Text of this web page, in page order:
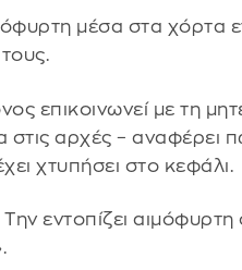
μέσα στα χόρτα
επικοινωνεί με τη
στις αρχές –
χτυπήσει στο κεφάλι.
Την εντοπίζει